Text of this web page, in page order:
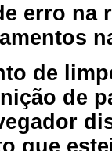
erro
de
de